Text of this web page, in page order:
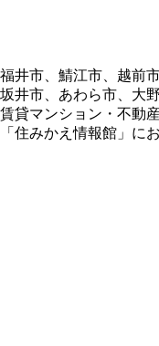
福井市、鯖江市、越前
坂井市、あわら市、大
賃貸マンション・不動
「住みかえ情報館」に